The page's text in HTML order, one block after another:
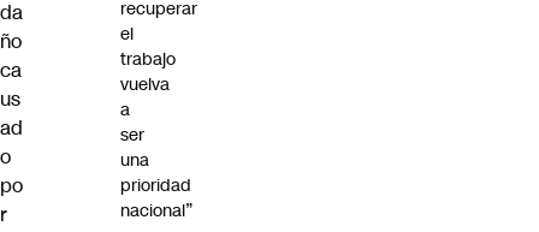
da
ño
ca
us
ad
o
po
r
recuperar
el
trabajo
vuelva
a
ser
una
prioridad
nacional”